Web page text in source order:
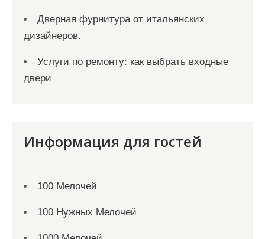
Дверная фурнитура от итальянских
дизайнеров.
Услуги по ремонту: как выбрать входные
двери
Информация для гостей
100 Мелочей
100 Нужных Мелочей